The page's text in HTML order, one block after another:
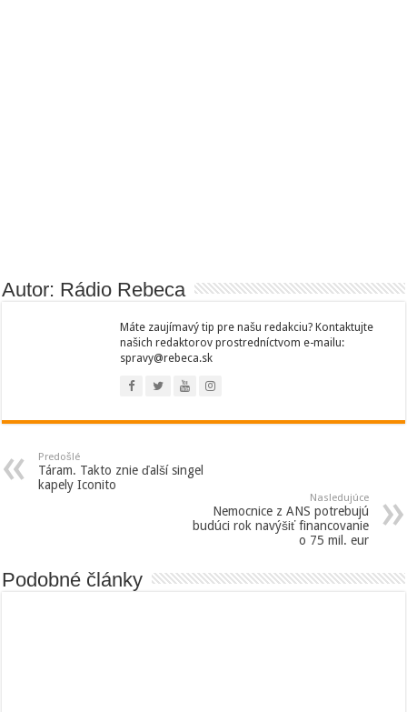
Autor: Rádio Rebeca
Máte zaujímavý tip pre našu redakciu? Kontaktujte
našich redaktorov prostredníctvom e-mailu:
spravy@rebeca.sk
Predošlé
Táram. Takto znie ďalší singel
kapely Iconito
Nasledujúce
Nemocnice z ANS potrebujú
budúci rok navýšiť financovanie
o 75 mil. eur
Podobné články